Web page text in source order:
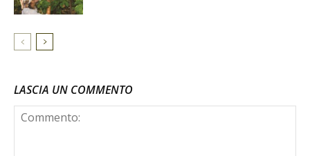
LASCIA UN COMMENTO